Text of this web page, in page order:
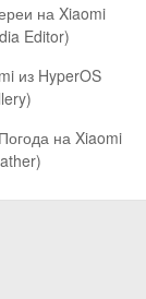
на Xiaomi
Editor)
из HyperOS
на Xiaomi